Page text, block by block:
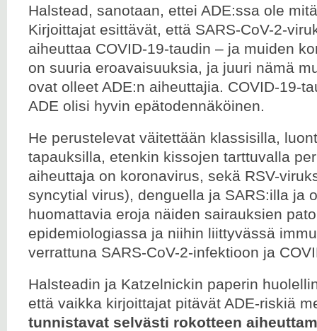
Halstead, sanotaan, ettei ADE:ssa ole
Kirjoittajat esittävät, että SARS-CoV-2-
aiheuttaa COVID-19-taudin – ja muiden
on suuria eroavaisuuksia, ja juuri nämä
ovat olleet ADE:n aiheuttajia. COVID-19-
ADE olisi hyvin epätodennäköinen.
He perustelevat väitettään klassisilla,
tapauksilla, etenkin kissojen tarttuvalla
aiheuttaja on koronavirus, sekä RSV-
syncytial virus), denguella ja SARS:illa ja
huomattavia eroja näiden sairauksien
epidemiologiassa ja niihin liittyvässä
verrattuna SARS-CoV-2-infektioon ja
Halsteadin ja Katzelnickin paperin
että vaikka kirjoittajat pitävät ADE-riskiä
tunnistavat selvästi rokotteen